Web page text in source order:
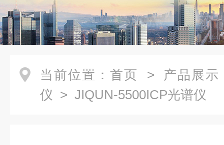
当前位置： 首页 > 产品展示
仪 > JIQUN-5500ICP光谱仪